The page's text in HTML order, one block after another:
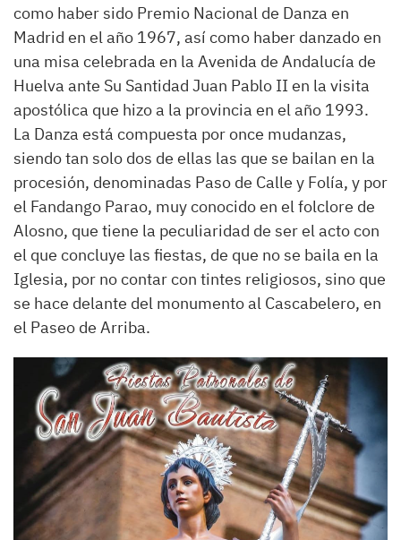
como haber sido Premio Nacional de Danza en
Madrid en el año 1967, así como haber danzado en
una misa celebrada en la Avenida de Andalucía de
Huelva ante Su Santidad Juan Pablo II en la visita
apostólica que hizo a la provincia en el año 1993.
La Danza está compuesta por once mudanzas,
siendo tan solo dos de ellas las que se bailan en la
procesión, denominadas Paso de Calle y Folía, y por
el Fandango Parao, muy conocido en el folclore de
Alosno, que tiene la peculiaridad de ser el acto con
el que concluye las fiestas, de que no se baila en la
Iglesia, por no contar con tintes religiosos, sino que
se hace delante del monumento al Cascabelero, en
el Paseo de Arriba.